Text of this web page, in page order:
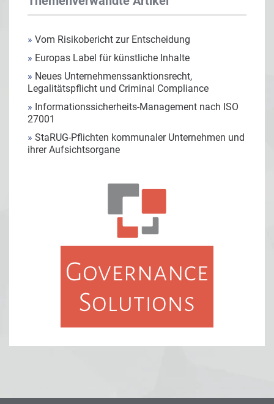
» Vom Risikobericht zur Entscheidung
» Europas Label für künstliche Inhalte
» Neues Unternehmenssanktionsrecht,
Legalitätspflicht und Criminal Compliance
» Informationssicherheits-Management nach ISO
27001
» StaRUG-Pflichten kommunaler Unternehmen und
ihrer Aufsichtsorgane